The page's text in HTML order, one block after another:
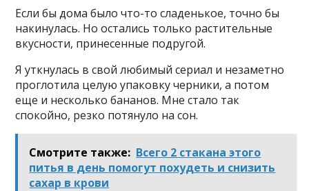
Если бы дома было что-то сладенькое, точно бы
накинулась. Но остались только растительные
вкусности, принесенные подругой.
Я уткнулась в свой любимый сериал и незаметно
проглотила целую упаковку черники, а потом
еще и несколько бананов. Мне стало так
спокойно, резко потянуло на сон.
Смотрите также: Всего 2 стакана этого
питья в день помогут похудеть и снизить
сахар в крови